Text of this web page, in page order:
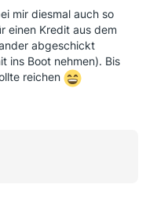
und OM
auf dem Konto.
jedem nur sagen:
*g*
mir diesmal auch so
einen Kredit aus dem
abgeschickt
ins Boot nehmen). Bis
reichen